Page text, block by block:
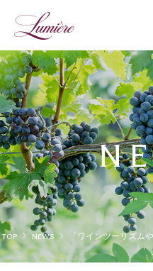
TOP NEWS
「ワインツーリズム